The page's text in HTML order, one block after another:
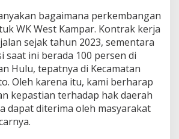
bagaimana perkembangan
WK West Kampar. Kontrak kerja
sejak tahun 2023, sementara
saat ini berada 100 persen di
Hulu, tepatnya di Kecamatan
Oleh karena itu, kami berharap
kepastian terhadap hak daerah
dapat diterima oleh masyarakat